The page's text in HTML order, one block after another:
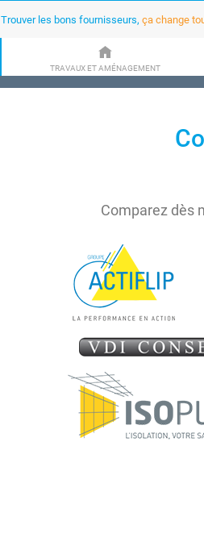
Trouver les bons fournisseurs, ça change
TRAVAUX ET AMÉNAGEMENT
Comparez dès